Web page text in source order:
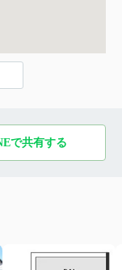
で共有する